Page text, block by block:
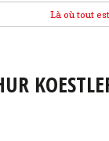
Là où tout